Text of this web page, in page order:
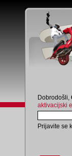
Dobrodošli,
aktivacijski
Prijavite se